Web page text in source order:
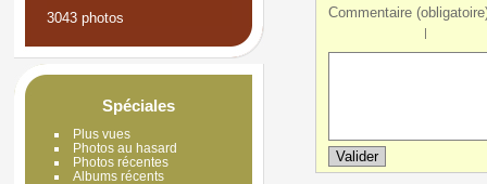
3043 photos
Spéciales
Plus vues
Photos au hasard
Photos récentes
Albums récents
Commentaire
|